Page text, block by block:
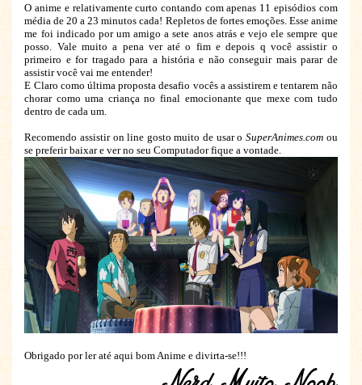
O anime e relativamente curto contando com apenas 11 episódios com
média de 20 a 23 minutos cada! Repletos de fortes emoções. Esse anime
me foi indicado por um amigo a sete anos atrás e vejo ele sempre que
posso. Vale muito a pena ver até o fim e depois q você assistir o
primeiro e for tragado para a história e não conseguir mais parar de
assistir você vai me entender!
E Claro como última proposta desafio vocês a assistirem e tentarem não
chorar como uma criança no final emocionante que mexe com tudo
dentro de cada um.
Recomendo assistir on line gosto muito de usar o SuperAnimes.com ou
se preferir baixar e ver no seu Computador fique a vontade.
Obrigado por ler até aqui bom Anime e divirta-se!!!